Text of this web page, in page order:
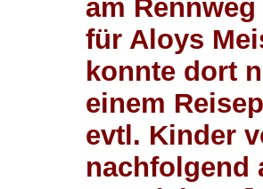
am
für Aloys
konnte dort
einem
evtl. Kinder
nachfolgend